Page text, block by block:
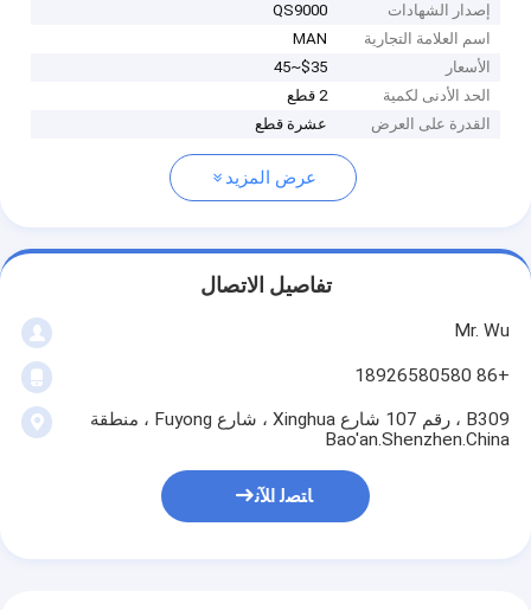
إصدار الشهادات
QS9000
اسم العلامة التجارية
MAN
الأسعار
$35~45
الحد الأدنى لكمية
2 قطع
القدرة على العرض
عشرة قطع
عرض المزيد
تفاصيل الاتصال
Mr. Wu
+86 18926580580
B309 ، رقم 107 شارع Xinghua ، شارع Fuyong ، منطقة
Bao'an.Shenzhen.China
ﺎﺘﺼﻟ ﺍﻶﻧ